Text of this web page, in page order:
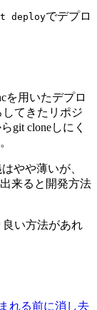
deployでデプロ
を用いたデプロ
てきたリポジ
git cloneしにく
やや薄いが、
来ると開発方法
良い方法があれ
れる前に消し去